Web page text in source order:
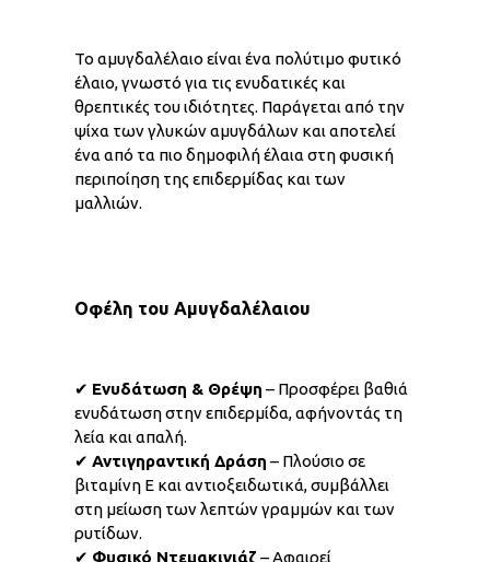
Το αμυγδαλέλαιο είναι ένα πολύτιμο φυτικό
έλαιο, γνωστό για τις ενυδατικές και
θρεπτικές του ιδιότητες. Παράγεται από την
ψίχα των γλυκών αμυγδάλων και αποτελεί
ένα από τα πιο δημοφιλή έλαια στη φυσική
περιποίηση της επιδερμίδας και των
μαλλιών.
Οφέλη του Αμυγδαλέλαιου
✔ Ενυδάτωση & Θρέψη – Προσφέρει βαθιά
ενυδάτωση στην επιδερμίδα, αφήνοντάς τη
λεία και απαλή.
✔ Αντιγηραντική Δράση – Πλούσιο σε
βιταμίνη Ε και αντιοξειδωτικά, συμβάλλει
στη μείωση των λεπτών γραμμών και των
ρυτίδων.
✔ Φυσικό Ντεμακιγιάζ – Αφαιρεί